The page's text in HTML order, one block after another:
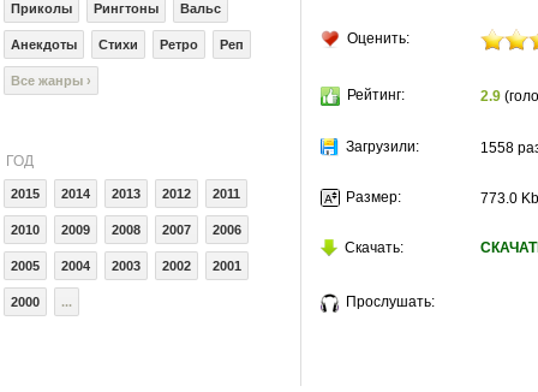
Приколы Рингтоны Вальс
Анекдоты Стихи Ретро Реп
Все жанры ›
ГОД
2015 2014 2013 2012 2011
2010 2009 2008 2007 2006
2005 2004 2003 2002 2001
2000 ...
Оценить:
Рейтинг: 2.9
Загрузили: 1558
Размер: 773.0 Kb
Скачать:
Прослушать: